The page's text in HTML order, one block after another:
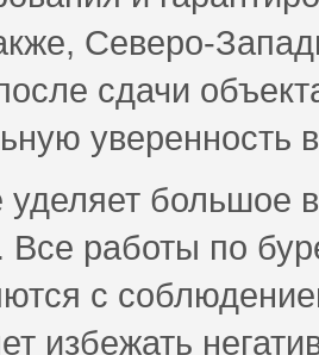
Северо-
сдачи
уверенность
большое
Все работы по
с
избежать